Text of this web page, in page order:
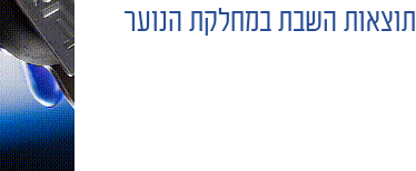
תוצאות השבת במחלקת הנוער